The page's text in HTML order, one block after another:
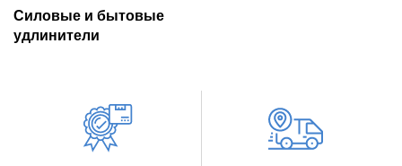
Силовые и бытовые
удлинители